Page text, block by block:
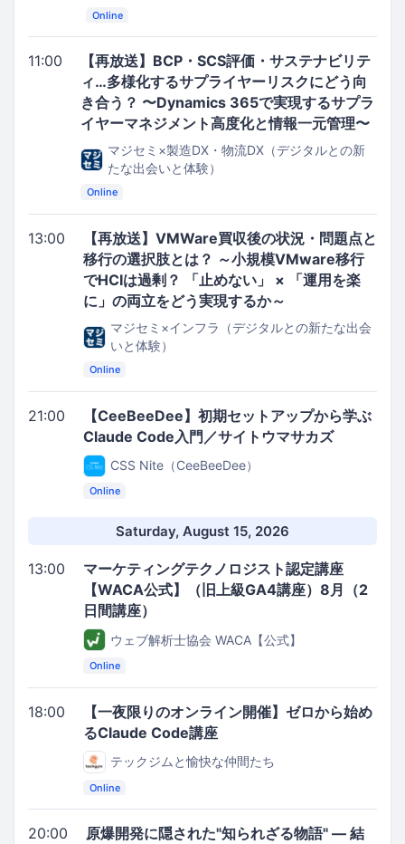
Online
11:00
【再放送】BCP・SCS評価・サステナビリテ
ィ…多様化するサプライヤーリスクにどう向
き合う？ 〜Dynamics 365で実現するサプラ
イヤーマネジメント高度化と情報一元管理〜
マジセミ×製造DX・物流DX（デジタルとの新
たな出会いと体験）
Online
13:00
【再放送】VMWare買収後の状況・問題点と
移行の選択肢とは？ ～小規模VMware移行
でHCIは過剰？ 「止めない」 × 「運用を楽
に」の両立をどう実現するか～
マジセミ×インフラ（デジタルとの新たな出会
いと体験）
Online
21:00
【CeeBeeDee】初期セットアップから学ぶ
Claude Code入門／サイトウマサカズ
CSS Nite（CeeBeeDee）
Online
Saturday, August 15, 2026
13:00
マーケティングテクノロジスト認定講座
【WACA公式】（旧上級GA4講座）8月（2
日間講座）
ウェブ解析士協会 WACA【公式】
Online
18:00
【一夜限りのオンライン開催】ゼロから始め
るClaude Code講座
テックジムと愉快な仲間たち
Online
20:00
原爆開発に隠された"知られざる物語" ― 結